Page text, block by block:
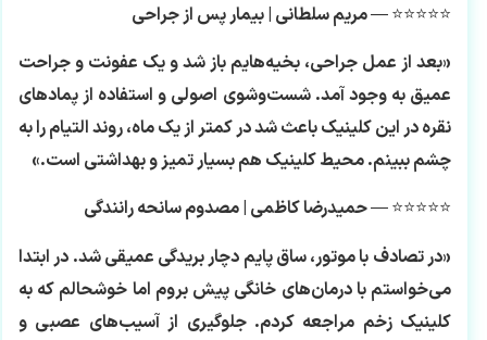
⭐⭐⭐⭐⭐ —مریم سلطانی | بیمار پس از جراحی
«بعد از عمل جراحی، بخیه‌هایم باز شد و یک عفونت و جراحت
عمیق به وجود آمد. شست‌وشوی اصولی و استفاده از پمادهای
نقره در این کلینیک باعث شد در کمتر از یک ماه، روند التیام را به
چشم ببینم. محیط کلینیک هم بسیار تمیز و بهداشتی است.»
⭐⭐⭐⭐⭐ —حمیدرضا کاظمی | مصدوم سانحه رانندگی
«در تصادف با موتور، ساق پایم دچار بریدگی عمیقی شد. در ابتدا
می‌خواستم با درمان‌های خانگی پیش بروم اما خوشحالم که به
کلینیک زخم مراجعه کردم. جلوگیری از آسیب‌های عصبی و